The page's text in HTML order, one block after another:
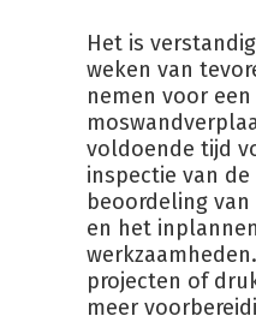
Het is
weken van
nemen voor een
voldoende tijd
inspectie van
beoordeling
en het
projecten of
meer